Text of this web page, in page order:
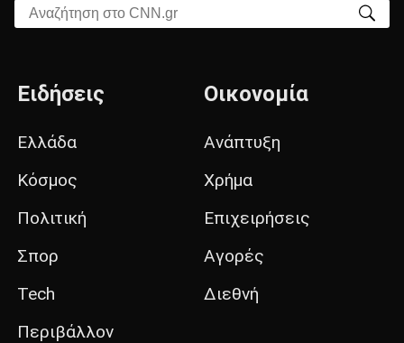
Αναζήτηση στο CNN.gr
Ειδήσεις
Ελλάδα
Κόσμος
Πολιτική
Σπορ
Tech
Περιβάλλον
Οικονομία
Ανάπτυξη
Χρήμα
Επιχειρήσεις
Αγορές
Διεθνή